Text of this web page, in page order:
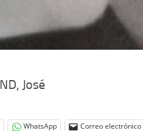
José
WhatsApp Correo electrónico